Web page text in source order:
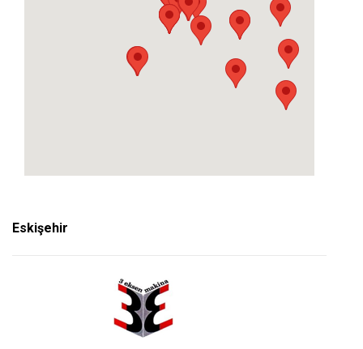
Eskişehir